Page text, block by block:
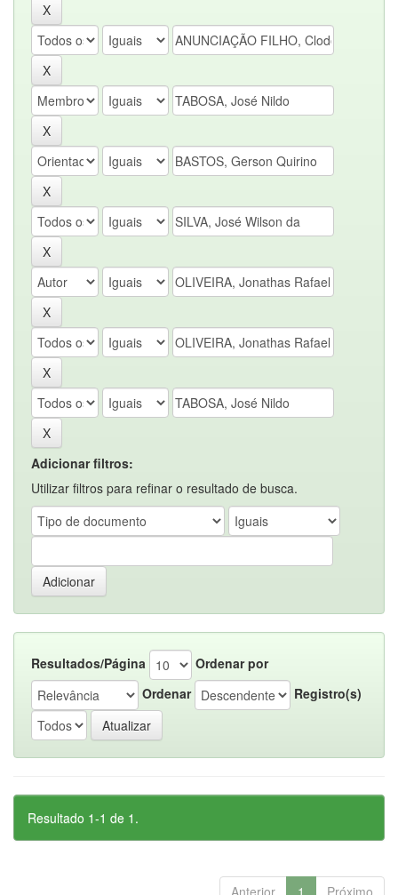
Adicionar filtros:
Utilizar filtros para refinar o resultado de busca.
Resultados/Página
Ordenar por
Ordenar
Registro(s)
Resultado 1-1 de 1.
Anterior 1 Próximo